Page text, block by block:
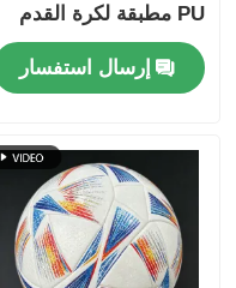
PU مطبقة لكرة القدم
مع دعم غير منسوج
مقاوم للماء ونمط قابلة
للتخصيص
إرسال استفسار